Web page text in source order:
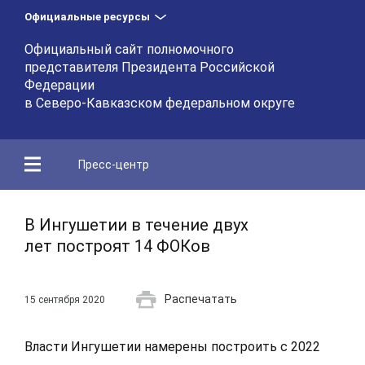
Официальные ресурсы
Официальный сайт полномочного
представителя Президента Российской
Федерации
в Северо-Кавказском федеральном округе
Пресс-центр
В Ингушетии в течение двух
лет построят 14 ФОКов
15 сентября 2020 Распечатать
Власти Ингушетии намерены построить с 2022